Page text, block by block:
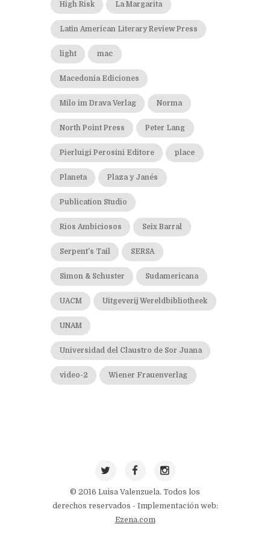
High Risk La Margarita
Latin American Literary Review Press
light mac
Macedonia Ediciones
Milo im Drava Verlag Norma
North Point Press Peter Lang
Pierluigi Perosini Editore place
Planeta Plaza y Janés
Publication Studio
Rios Ambiciosos Seix Barral
Serpent’s Tail SERSA
Simon & Schuster Sudamericana
UACM Uitgeverij Wereldbibliotheek
UNAM
Universidad del Claustro de Sor Juana
video-2 Wiener Frauenverlag
© 2016 Luisa Valenzuela. Todos los
derechos reservados - Implementación web:
Ezena.com